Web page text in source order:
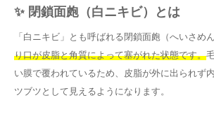
✨ 閉鎖面皰（白ニキビ）とは
「白ニキビ」とも呼ばれる閉鎖面皰（へいさめ
り口が皮脂と角質によって塞がれた状態です。
い膜で覆われているため、皮脂が外に出られず
ツブツとして見えるようになります。